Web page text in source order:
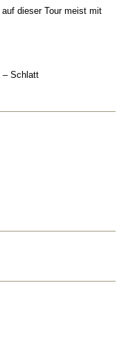
dieser Tour meist mit
– Schlatt